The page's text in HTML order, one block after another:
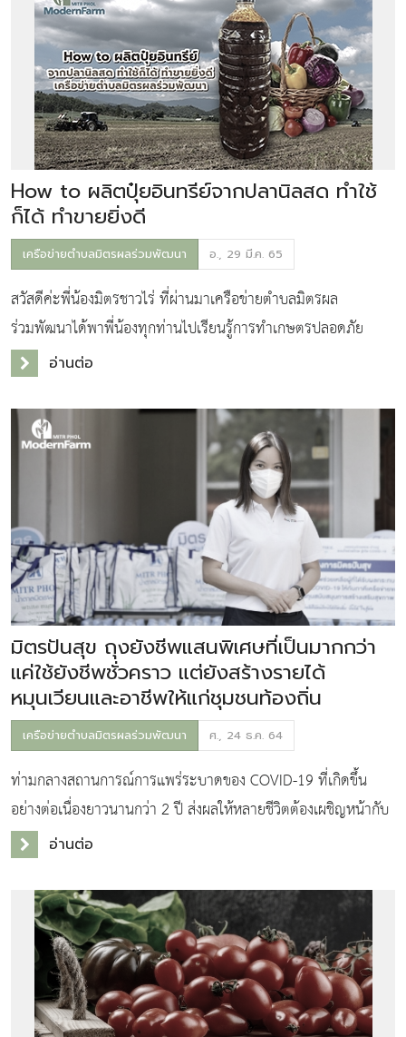
How to ผลิตปุ๋ยอินทรีย์จากปลานิลสด ทำใช้
ก็ได้ ทำขายยิ่งดี
เครือข่ายตำบลมิตรผลร่วมพัฒนา อ., 29 มี.ค. 65
สวัสดีค่ะพี่น้องมิตรชาวไร่ ที่ผ่านมาเครือข่ายตำบลมิตรผล
ร่วมพัฒนาได้พาพี่น้องทุกท่านไปเรียนรู้การทำเกษตรปลอดภัย
หลากหลายรูปแบบ ไม่ว่าจะเป็นการปลูกผักสลัด หน่อไม้ฝรั่ง
อ่านต่อ
มิตรปันสุข ถุงยังชีพแสนพิเศษที่เป็นมากกว่า
แค่ใช้ยังชีพชั่วคราว แต่ยังสร้างรายได้
หมุนเวียนและอาชีพให้แก่ชุมชนท้องถิ่น
เครือข่ายตำบลมิตรผลร่วมพัฒนา ศ., 24 ธ.ค. 64
ท่ามกลางสถานการณ์การแพร่ระบาดของ COVID-19 ที่เกิดขึ้น
อย่างต่อเนื่องยาวนานกว่า 2 ปี ส่งผลให้หลายชีวิตต้องเผชิญหน้ากับ
ความทุกข์ยาก บ้างเจ็บป่วย บ้างต้องขาดรายได้เป็นระยะเวลานาน
อ่านต่อ